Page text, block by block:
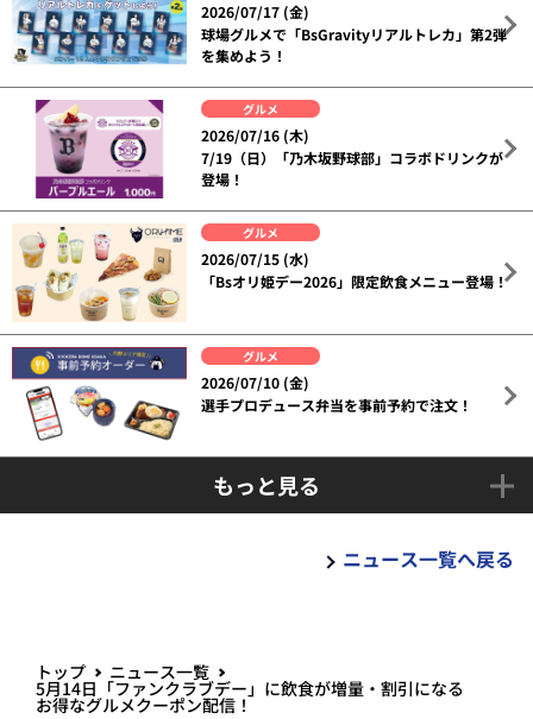
2026/07/17 (金)
球場グルメで「BsGravityリアルトレカ」第2弾
を集めよう！
グルメ
2026/07/16 (木)
7/19（日）「乃木坂野球部」コラボドリンクが
登場！
グルメ
2026/07/15 (水)
「Bsオリ姫デー2026」限定飲食メニュー登場！
グルメ
2026/07/10 (金)
選手プロデュース弁当を事前予約で注文！
もっと見る
ニュース一覧へ戻る
トップ ニュース一覧
5月14日「ファンクラブデー」に飲食が増量・割引になる
お得なグルメクーポン配信！